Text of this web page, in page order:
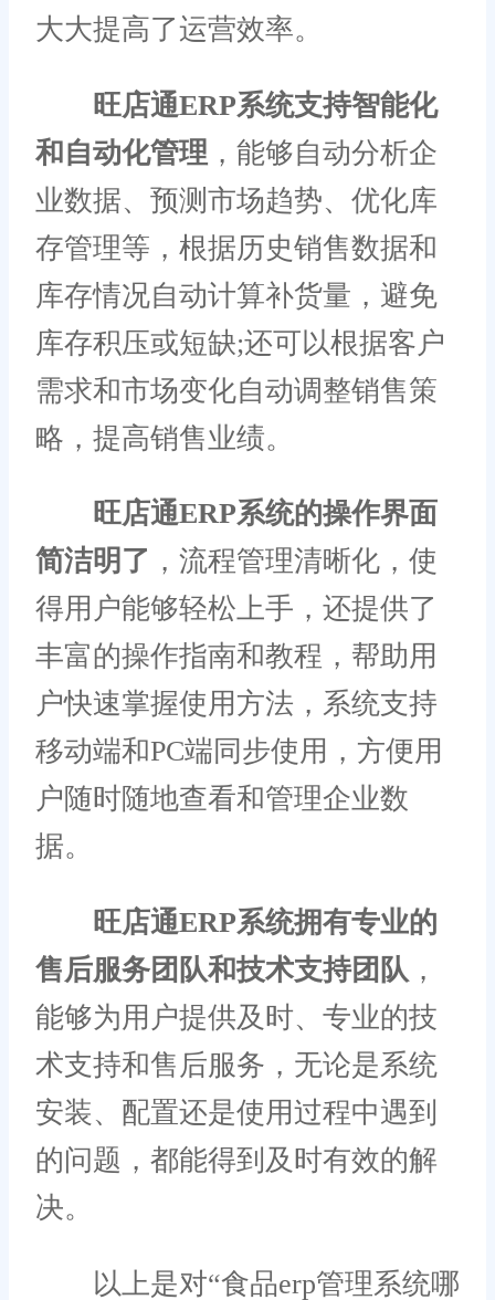
大大提高了运营效率。
旺店通ERP系统支持智能化
和自动化管理 ，能够自动分析企
业数据、预测市场趋势、优化库
存管理等，根据历史销售数据和
库存情况自动计算补货量，避免
库存积压或短缺;还可以根据客户
需求和市场变化自动调整销售策
略，提高销售业绩。
旺店通ERP系统的操作界面
简洁明了 ，流程管理清晰化，使
得用户能够轻松上手，还提供了
丰富的操作指南和教程，帮助用
户快速掌握使用方法，系统支持
移动端和PC端同步使用，方便用
户随时随地查看和管理企业数
据。
旺店通ERP系统拥有专业的
售后服务团队和技术支持团队 ，
能够为用户提供及时、专业的技
术支持和售后服务，无论是系统
安装、配置还是使用过程中遇到
的问题，都能得到及时有效的解
决。
以上是对“食品erp管理系统哪